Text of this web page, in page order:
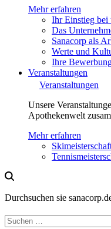
Mehr erfahren
Ihr Einstieg bei
Das
Sanacorp als
Werte und
Ihre
Veranstaltungen
Veranstaltungen
Unsere
Apothekenwelt
Mehr erfahren
Durchsuchen sie